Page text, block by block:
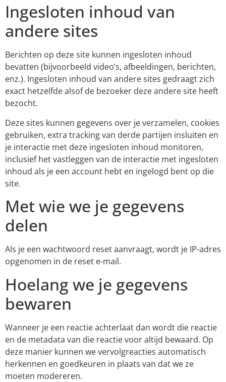
Ingesloten inhoud van
andere sites
Berichten op deze site kunnen ingesloten inhoud
bevatten (bijvoorbeeld video’s, afbeeldingen, berichten,
enz.). Ingesloten inhoud van andere sites gedraagt zich
exact hetzelfde alsof de bezoeker deze andere site heeft
bezocht.
Deze sites kunnen gegevens over je verzamelen, cookies
gebruiken, extra tracking van derde partijen insluiten en
je interactie met deze ingesloten inhoud monitoren,
inclusief het vastleggen van de interactie met ingesloten
inhoud als je een account hebt en ingelogd bent op die
site.
Met wie we je gegevens
delen
Als je een wachtwoord reset aanvraagt, wordt je IP-adres
opgenomen in de reset e-mail.
Hoelang we je gegevens
bewaren
Wanneer je een reactie achterlaat dan wordt die reactie
en de metadata van die reactie voor altijd bewaard. Op
deze manier kunnen we vervolgreacties automatisch
herkennen en goedkeuren in plaats van dat we ze
moeten modereren.